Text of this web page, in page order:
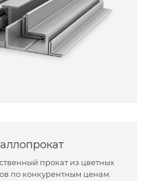
прокат из цветных
по конкурентным ценам.